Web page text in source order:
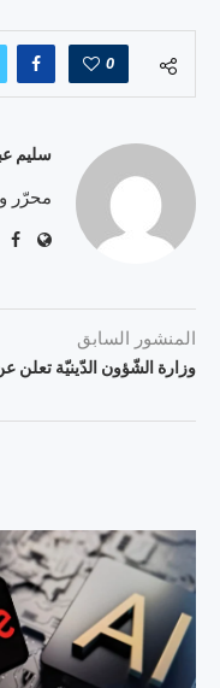
0
سليم
محرّر
المنشور السابق
وزارة الشّؤون الدّينيّة تعلن